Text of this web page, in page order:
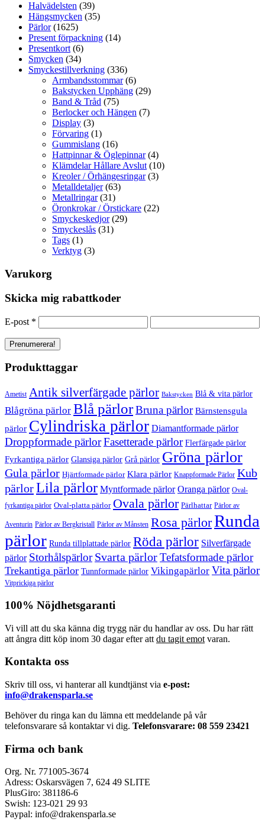
Halvädelsten (39)
Hängsmycken (35)
Pärlor (1625)
Present förpackning (14)
Presentkort (6)
Smycken (34)
Smyckestillverkning (336)
Armbandsstommar (6)
Bakstycken Upphäng (29)
Band & Tråd (75)
Berlocker och Hängen (7)
Display (3)
Förvaring (1)
Gummislang (16)
Hattpinnar & Öglepinnar (4)
Klämdelar Hållare Avslut (10)
Kreoler / Örhängesringar (3)
Metalldetaljer (63)
Metallringar (31)
Öronkrokar / Örstickare (22)
Smyckeskedjor (29)
Smyckeslås (31)
Tags (1)
Verktyg (3)
Varukorg
Skicka mig rabattkoder
E-post *
Produkttaggar
Ametist Antik silverfärgade pärlor Bakstycken Blå & vita pärlor
Blågröna pärlor Blå pärlorBruna pärlor Bärnstensgula
pärlor Cylindriska pärlor Diamantformade pärlor
Droppformade pärlorFasetterade pärlor Flerfärgade pärlor
Fyrkantiga pärlor Glansiga pärlor Grå pärlor Gröna pärlor
Gula pärlor Hjärtformade pärlor Klara pärlor Knappformade Pärlor Kub
pärlorLila pärlor Myntformade pärlor Oranga pärlor Oval-
fyrkantiga pärlor Oval-platta pärlor Ovala pärlor Pärlhattar Pärlor av
Aventurin Pärlor av Bergkristall Pärlor av Månsten Rosa pärlorRunda
pärlor Runda tillplattade pärlor Röda pärlor Silverfärgade
pärlor Storhålspärlor Svarta pärlorTefatsformade pärlor
Trekantiga pärlor Tunnformade pärlor Vikingapärlor Vita pärlor
Vitprickiga pärlor
100% Nöjdhetsgaranti
Vi vill att du ska känna dig trygg när du handlar av oss. Du har rätt
att ångra ditt köp inom 30 dagar efter att du tagit emot varan.
Kontakta oss
Skriv till oss, vi hanterar all kundtjänst via e-post:
info@drakensparla.se
Behöver du ringa kan du lämna ett meddelande på vår
telefonsvarare så kontaktar vi dig. Telefonsvarare: 08 559 23421
Firma och bank
Org. Nr. 771005-3674
Adress: Oskarsvägen 7, 624 49 SLITE
PlusGiro: 381186-6
Swish: 123-021 29 93
Paypal: info@drakensparla.se